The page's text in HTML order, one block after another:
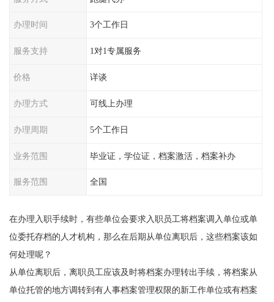
办理时间 3个工作日
服务支持 1对1专属服务
价格 详谈
办理方式 可线上办理
办理周期 5个工作日
业务范围 毕业证，学位证，档案激活，档案补办
服务范围 全国
在办理入职手续时，有些单位会要求入职员工将档案调入单位或单
位委托存档的人才机构，那么在后期从单位离职后，这些档案该如
何处理呢？
从单位离职后，离职员工应该及时将档案办理转出手续，将档案从
单位托管的地方调转到有人事档案管理权限的新工作单位或有档案